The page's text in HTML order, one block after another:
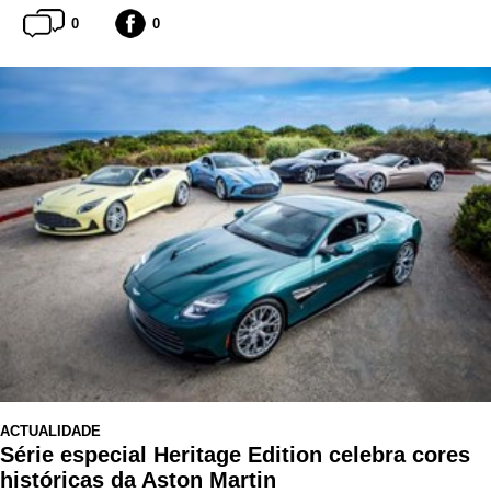
0
0
ACTUALIDADE
Série especial Heritage Edition celebra cores
históricas da Aston Martin